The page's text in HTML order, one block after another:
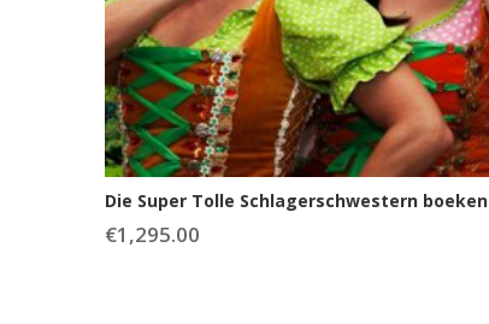
Die Super Tolle Schlagerschwestern boeken
€1,295.00